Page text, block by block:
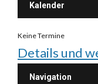
Kalender
Keine Termine
Details und
Navigation